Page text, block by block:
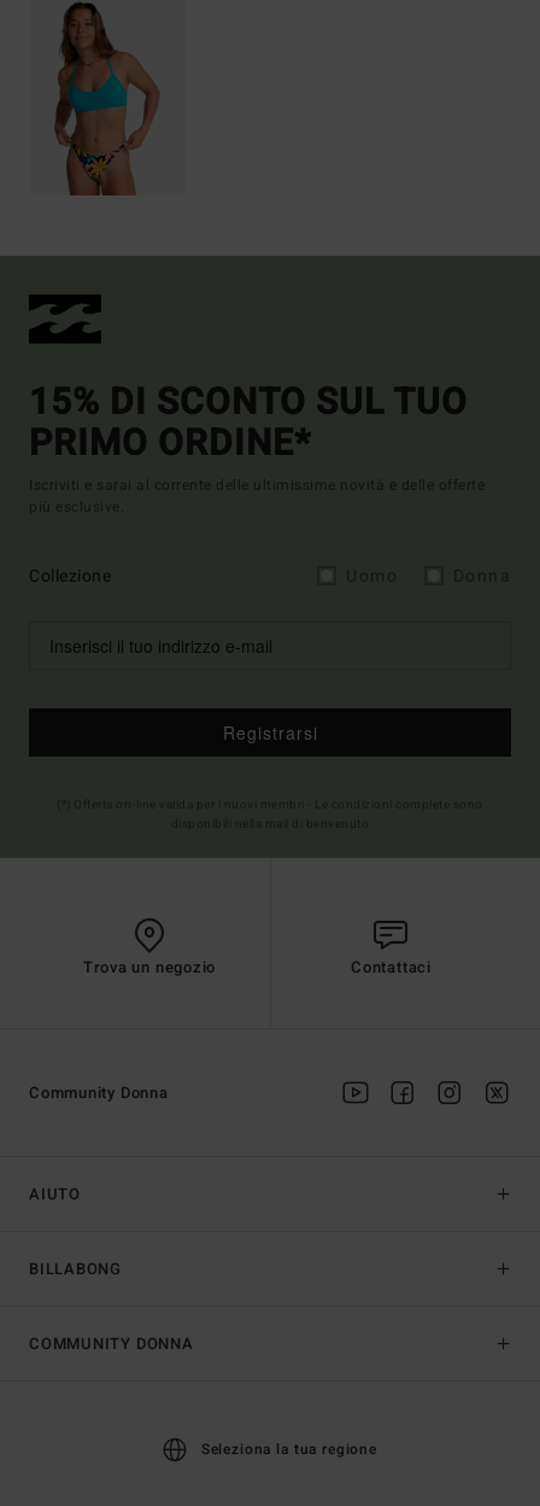
15% DI SCONTO SUL TUO
PRIMO ORDINE*
Iscriviti e sarai al corrente delle ultimissime novità e delle offerte
più esclusive.
Collezione
Registrarsi
Trova un negozio Contattaci
AIUTO
BILLABONG
Community Donna
COMMUNITY DONNA
Seleziona la tua regione